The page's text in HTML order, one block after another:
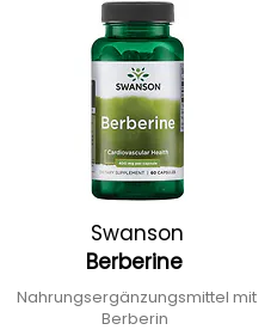
Swanson
Berberine
Nahrungsergänzungsmittel mit
Berberin